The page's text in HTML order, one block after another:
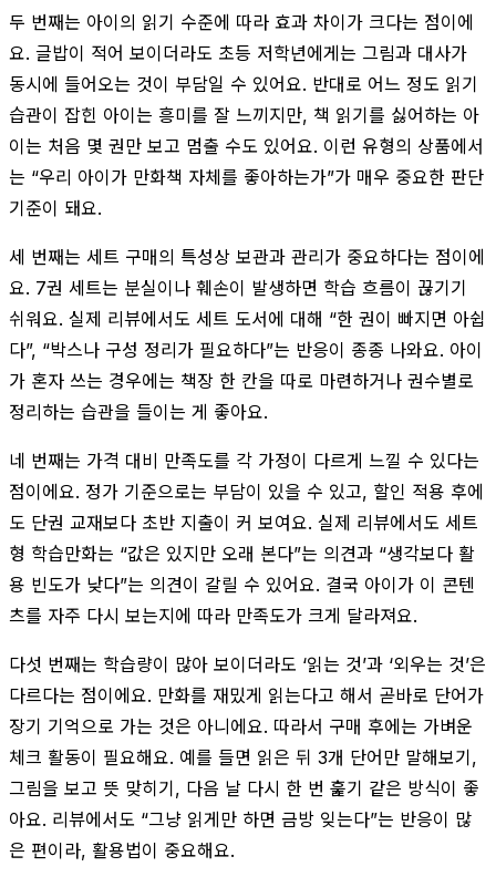
두 번째는 아이의 읽기 수준에 따라 효과 차이가 크다는 점이에
요. 글밥이 적어 보이더라도 초등 저학년에게는 그림과 대사가
동시에 들어오는 것이 부담일 수 있어요. 반대로 어느 정도 읽기
습관이 잡힌 아이는 흥미를 잘 느끼지만, 책 읽기를 싫어하는 아
이는 처음 몇 권만 보고 멈출 수도 있어요. 이런 유형의 상품에서
는 “우리 아이가 만화책 자체를 좋아하는가”가 매우 중요한 판단
기준이 돼요.
세 번째는 세트 구매의 특성상 보관과 관리가 중요하다는 점이에
요. 7권 세트는 분실이나 훼손이 발생하면 학습 흐름이 끊기기
쉬워요. 실제 리뷰에서도 세트 도서에 대해 “한 권이 빠지면 아쉽
다”, “박스나 구성 정리가 필요하다”는 반응이 종종 나와요. 아이
가 혼자 쓰는 경우에는 책장 한 칸을 따로 마련하거나 권수별로
정리하는 습관을 들이는 게 좋아요.
네 번째는 가격 대비 만족도를 각 가정이 다르게 느낄 수 있다는
점이에요. 정가 기준으로는 부담이 있을 수 있고, 할인 적용 후에
도 단권 교재보다 초반 지출이 커 보여요. 실제 리뷰에서도 세트
형 학습만화는 “값은 있지만 오래 본다”는 의견과 “생각보다 활
용 빈도가 낮다”는 의견이 갈릴 수 있어요. 결국 아이가 이 콘텐
츠를 자주 다시 보는지에 따라 만족도가 크게 달라져요.
다섯 번째는 학습량이 많아 보이더라도 ‘읽는 것’과 ‘외우는 것’은
다르다는 점이에요. 만화를 재밌게 읽는다고 해서 곧바로 단어가
장기 기억으로 가는 것은 아니에요. 따라서 구매 후에는 가벼운
체크 활동이 필요해요. 예를 들면 읽은 뒤 3개 단어만 말해보기,
그림을 보고 뜻 맞히기, 다음 날 다시 한 번 훑기 같은 방식이 좋
아요. 리뷰에서도 “그냥 읽게만 하면 금방 잊는다”는 반응이 많
은 편이라, 활용법이 중요해요.